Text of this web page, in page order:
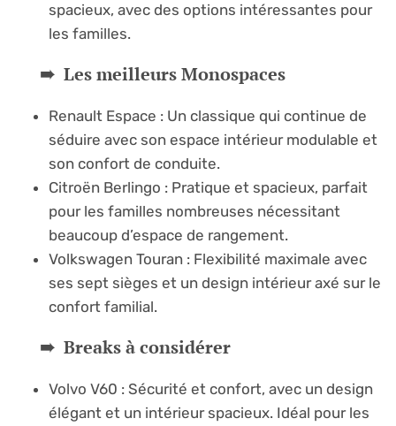
spacieux, avec des options intéressantes pour
les familles.
Les meilleurs Monospaces
Renault Espace : Un classique qui continue de
séduire avec son espace intérieur modulable et
son confort de conduite.
Citroën Berlingo : Pratique et spacieux, parfait
pour les familles nombreuses nécessitant
beaucoup d’espace de rangement.
Volkswagen Touran : Flexibilité maximale avec
ses sept sièges et un design intérieur axé sur le
confort familial.
Breaks à considérer
Volvo V60 : Sécurité et confort, avec un design
élégant et un intérieur spacieux. Idéal pour les